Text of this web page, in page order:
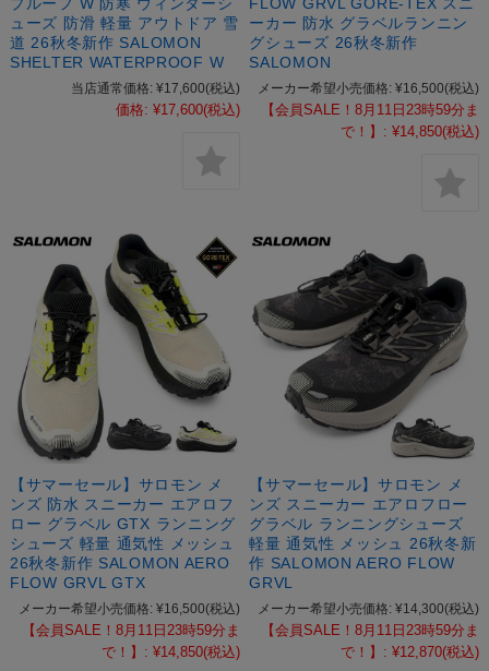
プルーフ W 防寒 ウィンターシ
ューズ 防滑 軽量 アウトドア 雪
道 26秋冬新作 SALOMON
SHELTER WATERPROOF W
当店通常価格: ¥17,600(税込)
価格: ¥17,600(税込)
FLOW GRVL GORE-TEX スニ
ーカー 防水 グラベルランニン
グシューズ 26秋冬新作
SALOMON
メーカー希望小売価格: ¥16,500(税込)
【会員SALE！8月11日23時59分ま
で！】: ¥14,850(税込)
【サマーセール】サロモン メ
ンズ 防水 スニーカー エアロフ
ロー グラベル GTX ランニング
シューズ 軽量 通気性 メッシュ
26秋冬新作 SALOMON AERO
FLOW GRVL GTX
メーカー希望小売価格: ¥16,500(税込)
【会員SALE！8月11日23時59分ま
で！】: ¥14,850(税込)
【サマーセール】サロモン メ
ンズ スニーカー エアロフロー
グラベル ランニングシューズ
軽量 通気性 メッシュ 26秋冬新
作 SALOMON AERO FLOW
GRVL
メーカー希望小売価格: ¥14,300(税込)
【会員SALE！8月11日23時59分ま
で！】: ¥12,870(税込)